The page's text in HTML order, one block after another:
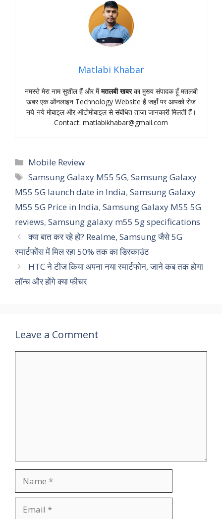
Matlabi Khabar
नमस्‍ते मेरा नाम सुशील हैं और मैंमतलबी खबरका मुख्‍य संपादक हूँ मतलबी
खबर एक ऑनलाइन Technology Website हैं जहॉं पर आपको रोज
नये-नये मोबाइल और ऑटोमोबाइल से संबंधित ताजा जानकारी मिलती हैं।
Contact: matlabikhabar@gmail.com
Categories
Mobile Review
Tags
Samsung Galaxy M55 5G,Samsung Galaxy
M55 5G launch date in India, Samsung Galaxy
M55 5G Price in India, Samsung Galaxy M55 5G
reviews, Samsung galaxy m55 5g specifications
क्या बात कर रहे हो? Realme, Samsung जैसे 5G
स्मार्टफोंस में मिल रहा 50% तक का डिस्काउंट
HTC ने टीज किया अपना नया स्मार्टफोन, जाने कब तक होगा
लॉन्च और होंगे क्या फीचर
Leave a Comment